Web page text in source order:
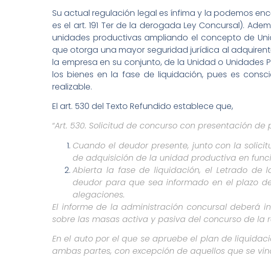
Su actual regulación legal es ínfima y la podemos
es el art. 191 Ter de la derogada Ley Concursal).
unidades productivas ampliando el concepto de
que otorga una mayor seguridad jurídica al
la empresa en su conjunto, de la Unidad o
los bienes en la fase de liquidación, pues es
realizable.
El art. 530 del Texto Refundido establece que,
“Art. 530. Solicitud de concurso con presentación de
Cuando el deudor presente, junto con la
de adquisición de la unidad productiva en
Abierta la fase de liquidación, el Letrado de
deudor para que sea informado en el plazo
alegaciones.
El informe de la administración concursal deberá
sobre las masas activa y pasiva del concurso de la
En el auto por el que se apruebe el plan de
ambas partes, con excepción de aquellos que se